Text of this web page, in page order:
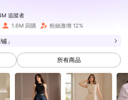
蹤了10分鐘前
4M 追蹤者
1.6M 回購 粉絲激增 12%
」
所有商品